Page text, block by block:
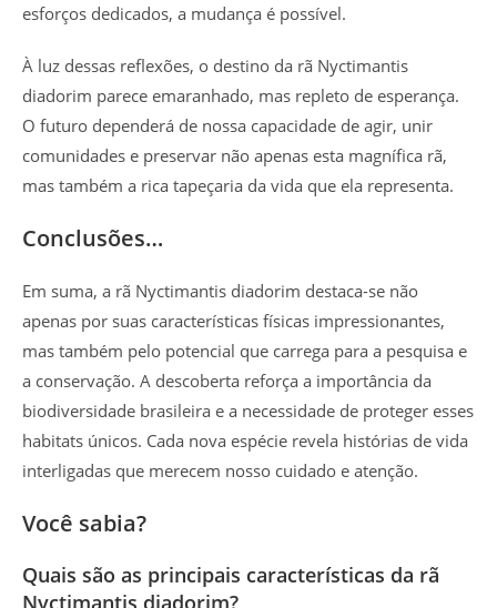
esforços dedicados, a mudança é possível.
À luz dessas reflexões, o destino da rã Nyctimantis
diadorim parece emaranhado, mas repleto de esperança.
O futuro dependerá de nossa capacidade de agir, unir
comunidades e preservar não apenas esta magnífica rã,
mas também a rica tapeçaria da vida que ela representa.
Conclusões…
Em suma, a rã Nyctimantis diadorim destaca-se não
apenas por suas características físicas impressionantes,
mas também pelo potencial que carrega para a pesquisa e
a conservação. A descoberta reforça a importância da
biodiversidade brasileira e a necessidade de proteger esses
habitats únicos. Cada nova espécie revela histórias de vida
interligadas que merecem nosso cuidado e atenção.
Você sabia?
Quais são as principais características da rã
Nyctimantis diadorim?